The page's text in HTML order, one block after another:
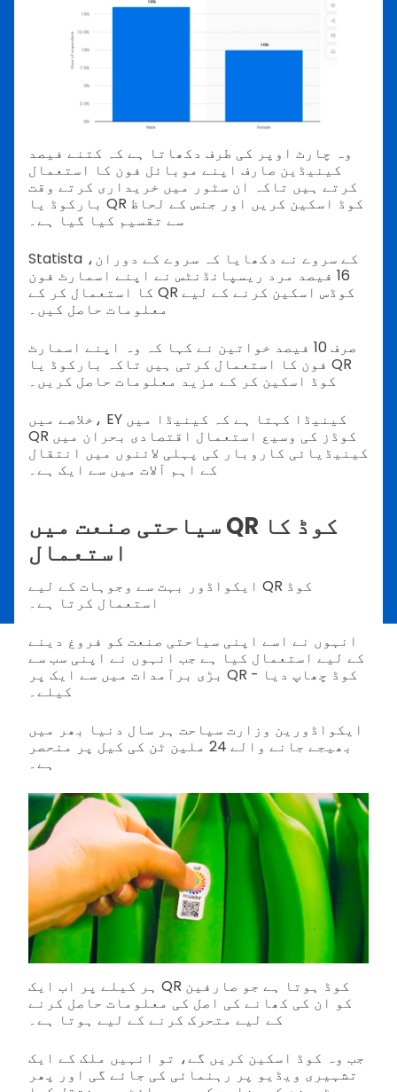
وہ چارٹ اوپر کی طرف دکھاتا ہے کہ کتنے فیصد
کینیڈین صارف اپنے موبائل فون کا استعمال
کرتے ہیں تاکہ ان سٹور میں خریداری کرتے وقت
بارکوڈ یا QR کوڈ اسکین کریں اور جنس کے لحاظ
سے تقسیم کیا گیا ہے۔
Statista کے سروے نے دکھایا کہ سروے کے دوران،
16 فیصد مرد ریسپانڈنٹس نے اپنے اسمارٹ فون
کا استعمال کر کے QR کوڈس اسکین کرنے کے لیے
معلومات حاصل کیں۔
صرف 10 فیصد خواتین نے کہا کہ وہ اپنے اسمارٹ
فون کا استعمال کرتی ہیں تاکہ بارکوڈ یا QR
کوڈ اسکین کر کے مزید معلومات حاصل کریں۔
خلاصے میں، EY کینیڈا کہتا ہے کہ کینیڈا میں
QR کوڈز کی وسیع استعمال اقتصادی بحران میں
کینیڈیائی کاروبار کی پہلی لائنوں میں انتقال
کے اہم آلات میں سے ایک ہے۔
سیاحتی صنعت میں QR کوڈ کا
استعمال
ایکواڈور بہت سے وجوہات کے لیے QR کوڈ
استعمال کرتا ہے۔
انہوں نے اسے اپنی سیاحتی صنعت کو فروغ دینے
کے لیے استعمال کیا ہے جب انہوں نے اپنی سب سے
بڑی برآمدات میں سے ایک پر QR کوڈ چھاپ دیا -
کیلے۔
ایکواڈورین وزارت سیاحت ہر سال دنیا بھر میں
بھیجے جانے والے 24 ملین ٹن کی کیل پر منحصر
ہے۔
ہر کیلے پر اب ایک QR کوڈ ہوتا ہے جو صارفین
کو ان کی کھانے کی اصل کی معلومات حاصل کرنے
کے لیے متحرک کرنے کے لیے ہوتا ہے۔
جب وہ کوڈ اسکین کریں گے، تو انہیں ملک کے ایک
تشہیری ویڈیو پر رہنمائی کی جائے گی اور پھر